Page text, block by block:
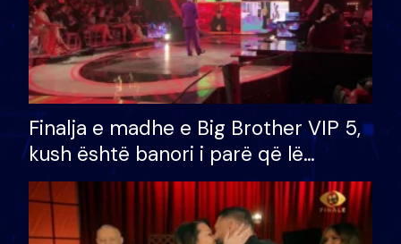
Finalja e madhe e Big Brother VIP 5,
kush është banori i parë që lë
shtëpinë dhe humb mundësinë për
të fituar çmimin e madh